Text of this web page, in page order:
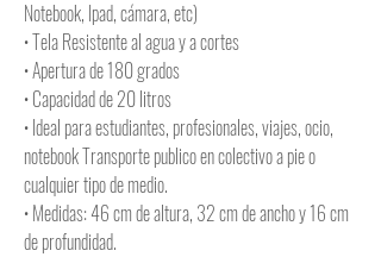
Notebook, Ipad, cámara, etc)
• Tela Resistente al agua y a cortes
• Apertura de 180 grados
• Capacidad de 20 litros
• Ideal para estudiantes, profesionales, viajes, ocio,
notebook Transporte publico en colectivo a pie o
cualquier tipo de medio.
• Medidas: 46 cm de altura, 32 cm de ancho y 16 cm
de profundidad.